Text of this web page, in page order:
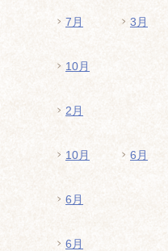
7月 3月
10月
2月
10月 6月
6月
6月